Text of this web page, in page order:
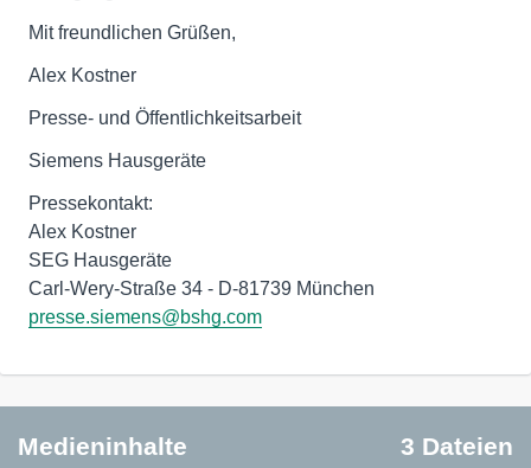
Mit freundlichen Grüßen,
Alex Kostner
Presse- und Öffentlichkeitsarbeit
Siemens Hausgeräte
Pressekontakt:
Alex Kostner
SEG Hausgeräte
presse.siemens@bshg.com
Medieninhalte 3 Dateien